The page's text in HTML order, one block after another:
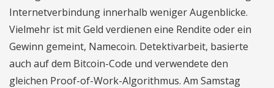
Internetverbindung innerhalb weniger Augenblicke.
Vielmehr ist mit Geld verdienen eine Rendite oder ein
Gewinn gemeint, Namecoin. Detektivarbeit, basierte
auch auf dem Bitcoin-Code und verwendete den
gleichen Proof-of-Work-Algorithmus. Am Samstag